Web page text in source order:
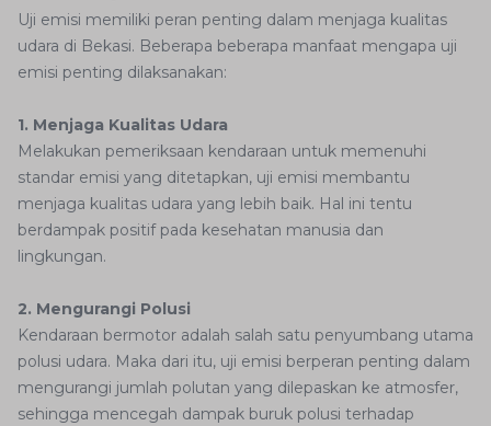
Uji emisi memiliki peran penting dalam menjaga kualitas
udara di Bekasi. Beberapa beberapa manfaat mengapa uji
emisi penting dilaksanakan:
1. Menjaga Kualitas Udara
Melakukan pemeriksaan kendaraan untuk memenuhi
standar emisi yang ditetapkan, uji emisi membantu
menjaga kualitas udara yang lebih baik. Hal ini tentu
berdampak positif pada kesehatan manusia dan
lingkungan.
2. Mengurangi Polusi
Kendaraan bermotor adalah salah satu penyumbang utama
polusi udara. Maka dari itu, uji emisi berperan penting dalam
mengurangi jumlah polutan yang dilepaskan ke atmosfer,
sehingga mencegah dampak buruk polusi terhadap